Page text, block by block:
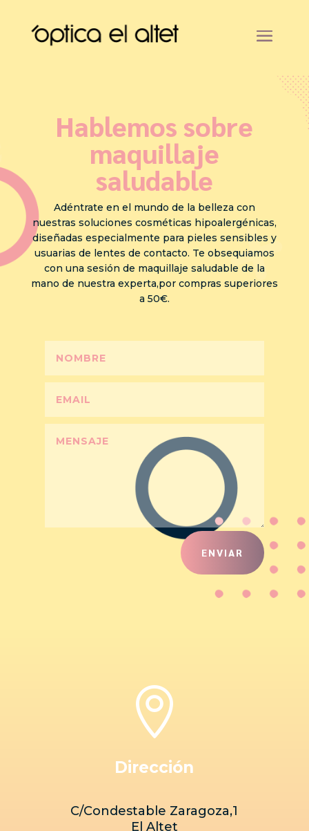
Hablemos sobre
maquillaje
saludable
Adéntrate en el mundo de la belleza con
nuestras soluciones cosméticas hipoalergénicas,
diseñadas especialmente para pieles sensibles y
usuarias de lentes de contacto. Te obsequiamos
con una sesión de maquillaje saludable de la
mano de nuestra experta,por compras superiores
a 50€.
ENVIAR

Dirección
C/Condestable Zaragoza,1
El Altet